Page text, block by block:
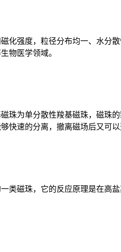
强度，粒径分布均一、水分散
物医学领域。
为单分散性羧基磁珠，磁珠的
快速的分离，撤离磁场后又可
磁珠，它的反应原理是在高盐